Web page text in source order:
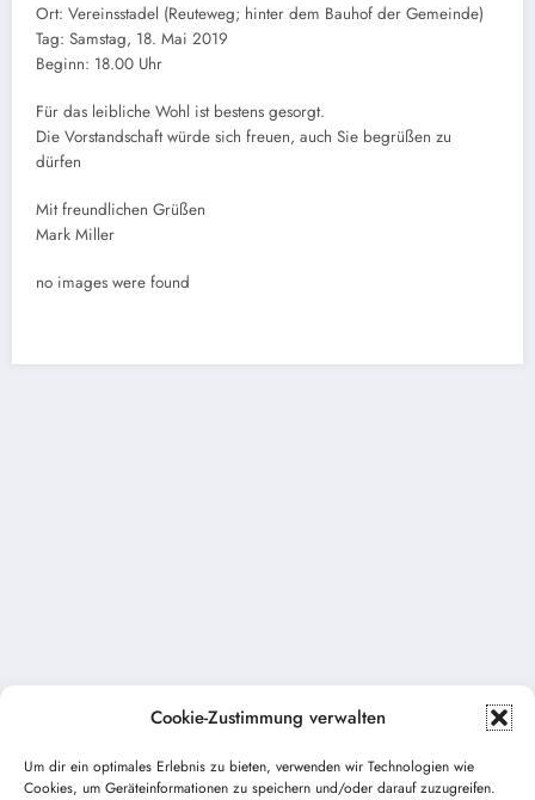
Cookie-Zustimmung verwalten
Um dir ein optimales Erlebnis zu bieten, verwenden wir Technologien wie
Cookies, um Geräteinformationen zu speichern und/oder darauf zuzugreifen.
Ort: Vereinsstadel (Reuteweg; hinter dem Bauhof der Gemeinde)
Tag: Samstag, 18. Mai 2019
Beginn: 18.00 Uhr
Für das leibliche Wohl ist bestens gesorgt.
Die Vorstandschaft würde sich freuen, auch Sie begrüßen zu
dürfen
Mit freundlichen Grüßen
Mark Miller
no images were found